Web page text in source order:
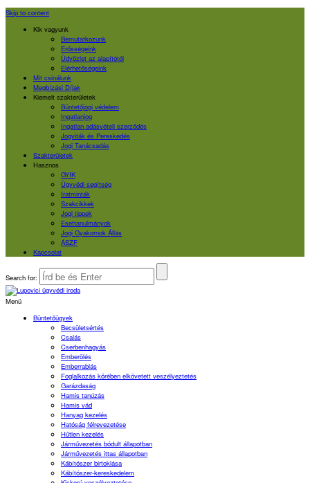
Skip to content
Kik vagyunk
Bemutatkozunk
Erősségeink
Üdvözlet az alapítótól
Elérhetőségeink
Mit csinálunk
Megbízási Díjak
Kiemelt szakterületek
Büntetőjogi védelem
Ingatlanjog
Ingatlan adásvételi szerződés
Jogviták és Pereskedés
Jogi Tanácsadás
Szakterületek
Hasznos
GYIK
Ügyvédi segítség
Iratminták
Szakcikkek
Jogi tippek
Esettanulmányok
Jogi Gyakornok Állás
ÁSZF
Kapcsolat
Search for:
Menü
Büntetőügyek
Becsületsértés
Csalás
Cserbenhagyás
Emberölés
Emberrablás
Foglalkozás körében elkövetett veszélyeztetés
Garázdaság
Hamis tanúzás
Hamis vád
Hanyag kezelés
Hatóság félrevezetése
Hűtlen kezelés
Járművezetés bódult állapotban
Járművezetés ittas állapotban
Kábítószer birtoklása
Kábítószer-kereskedelem